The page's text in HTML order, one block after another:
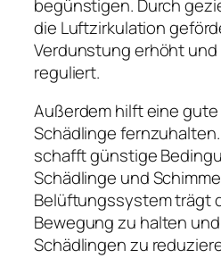
begünstigen. Durch
die Luftzirkulation
Verdunstung erhöht
reguliert.
Außerdem hilft eine
Schädlinge
schafft günstige
Schädlinge und
Belüftungssystem trägt
Bewegung zu halten
Schädlingen zu